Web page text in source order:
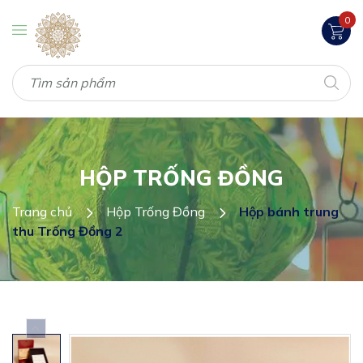
0
HỘP TRỐNG ĐỒNG
Trang chủ Hộp Trống Đồng
Hộp bánh trung
thu Trống Đồng 2